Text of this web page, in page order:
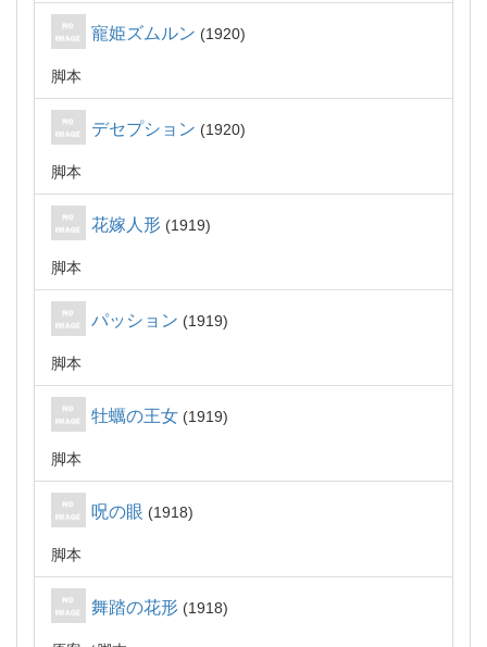
寵姫ズムルン 1920
脚本
デセプション 1920
脚本
花嫁人形 1919
脚本
パッション 1919
脚本
牡蠣の王女 1919
脚本
呪の眼 1918
脚本
舞踏の花形 1918